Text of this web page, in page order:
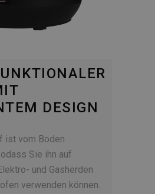
DESIGN
ist vom Boden
Sie ihn auf
und Gasherden
verwenden können.